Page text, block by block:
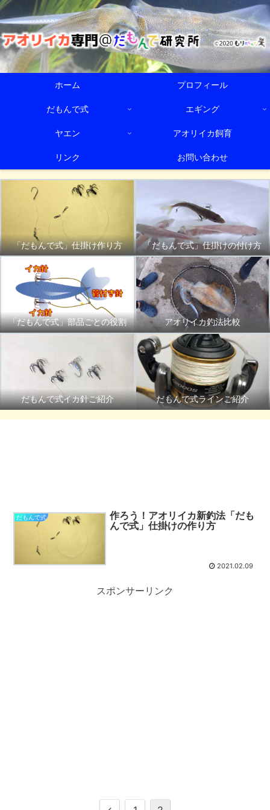
ホーム プロフィール
だもんで式 エギング
ヤエン アオリイカ飼育
リンク お問い合わせ
「だもんで式」仕掛け作り方 「だもんで式」仕掛けの付け方
「だもんで式」部品ごとの役割 アオリイカ釣法比較
だもんで式イカ針ご紹介 だもんで式ラインご紹介
だもんで式
作ろう！アオリイカ新釣法「だも
んで式」仕掛けの作り方
2021.02.09
スポンサーリンク